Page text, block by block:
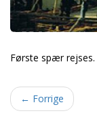
Første spær rejses.
← Forrige